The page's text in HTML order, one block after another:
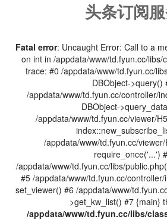
头条订阅
Fatal error: Uncaught Error: Call to a
on int in /appdata/www/td.fyun.cc/libs/
trace: #0 /appdata/www/td.fyun.cc/
DBObject->query()
/appdata/www/td.fyun.cc/controller/
DBObject-
/appdata/www/td.fyun.cc/viewer/
/appdata/www/td.fyun.cc/
require_once('...')
/appdata/www/td.fyun.cc/libs/
#5 /appdata/www/td.fyun.cc/
set_viewer() #6 /appdata/www/
>get_kw_list() #7 {main}
/appdata/www/td.fyun.cc/libs/